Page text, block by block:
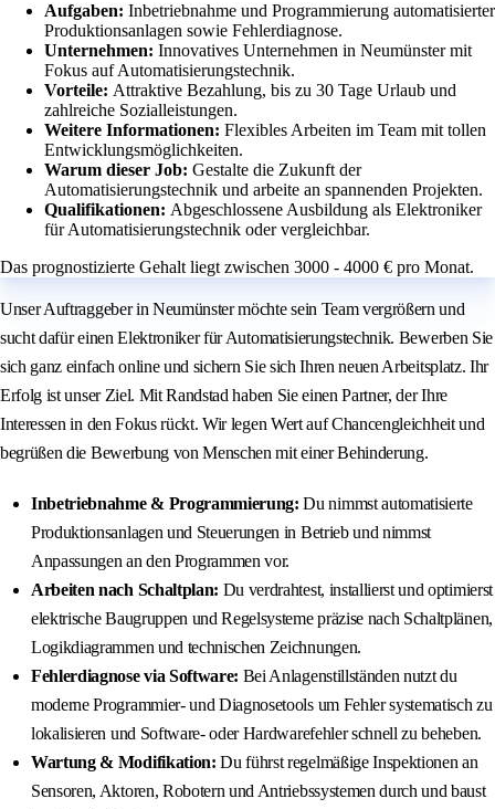
Aufgaben: Inbetriebnahme und Programmierung automatisierter
Produktionsanlagen sowie Fehlerdiagnose.
Unternehmen: Innovatives Unternehmen in Neumünster mit
Fokus auf Automatisierungstechnik.
Vorteile: Attraktive Bezahlung, bis zu 30 Tage Urlaub und
zahlreiche Sozialleistungen.
Weitere Informationen: Flexibles Arbeiten im Team mit tollen
Entwicklungsmöglichkeiten.
Warum dieser Job: Gestalte die Zukunft der
Automatisierungstechnik und arbeite an spannenden Projekten.
Qualifikationen: Abgeschlossene Ausbildung als Elektroniker
für Automatisierungstechnik oder vergleichbar.
Das prognostizierte Gehalt liegt zwischen 3000 - 4000 € pro Monat.
Unser Auftraggeber in Neumünster möchte sein Team vergrößern und
sucht dafür einen Elektroniker für Automatisierungstechnik. Bewerben Sie
sich ganz einfach online und sichern Sie sich Ihren neuen Arbeitsplatz. Ihr
Erfolg ist unser Ziel. Mit Randstad haben Sie einen Partner, der Ihre
Interessen in den Fokus rückt. Wir legen Wert auf Chancengleichheit und
begrüßen die Bewerbung von Menschen mit einer Behinderung.
Inbetriebnahme & Programmierung: Du nimmst automatisierte
Produktionsanlagen und Steuerungen in Betrieb und nimmst
Anpassungen an den Programmen vor.
Arbeiten nach Schaltplan: Du verdrahtest, installierst und optimierst
elektrische Baugruppen und Regelsysteme präzise nach Schaltplänen,
Logikdiagrammen und technischen Zeichnungen.
Fehlerdiagnose via Software: Bei Anlagenstillständen nutzt du
moderne Programmier- und Diagnosetools um Fehler systematisch zu
lokalisieren und Software- oder Hardwarefehler schnell zu beheben.
Wartung & Modifikation: Du führst regelmäßige Inspektionen an
Sensoren, Aktoren, Robotern und Antriebssystemen durch und baust